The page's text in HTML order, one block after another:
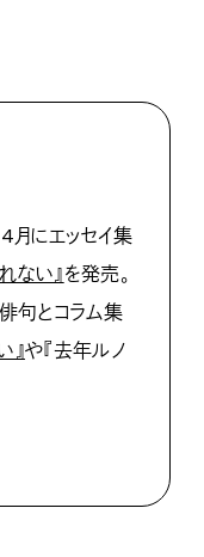
月にエッセイ集
ない』を発売。
句とコラム集
』や『去年ルノ